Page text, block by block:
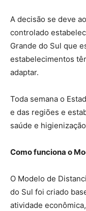
A decisão se deve
controlado
Grande do Sul que
estabelecimentos
adaptar.
Toda semana o
e das regiões e
saúde e
Como funciona o
O Modelo de
do Sul foi criado
atividade